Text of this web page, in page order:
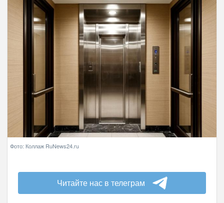
Фото: Коллаж RuNews24.ru
Читайте нас в телеграм